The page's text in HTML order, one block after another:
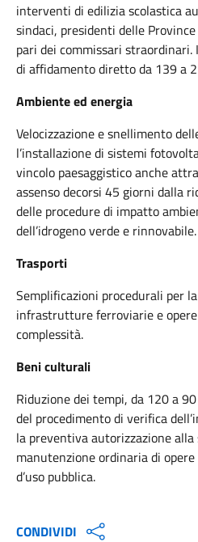
interventi di edilizia scolastica
sindaci, presidenti delle
pari dei commissari
di affidamento diretto da 139 a
Ambiente ed energia
Velocizzazione e snellimento
l’installazione di sistemi
vincolo paesaggistico anche
assenso decorsi 45 giorni dalla
delle procedure di impatto
dell’idrogeno verde e rinnovabile.
Trasporti
Semplificazioni procedurali per
infrastrutture ferroviarie e
complessità.
Beni culturali
Riduzione dei tempi, da 120 a
del procedimento di verifica
la preventiva autorizzazione
manutenzione ordinaria di
d’uso pubblica.
CONDIVIDI